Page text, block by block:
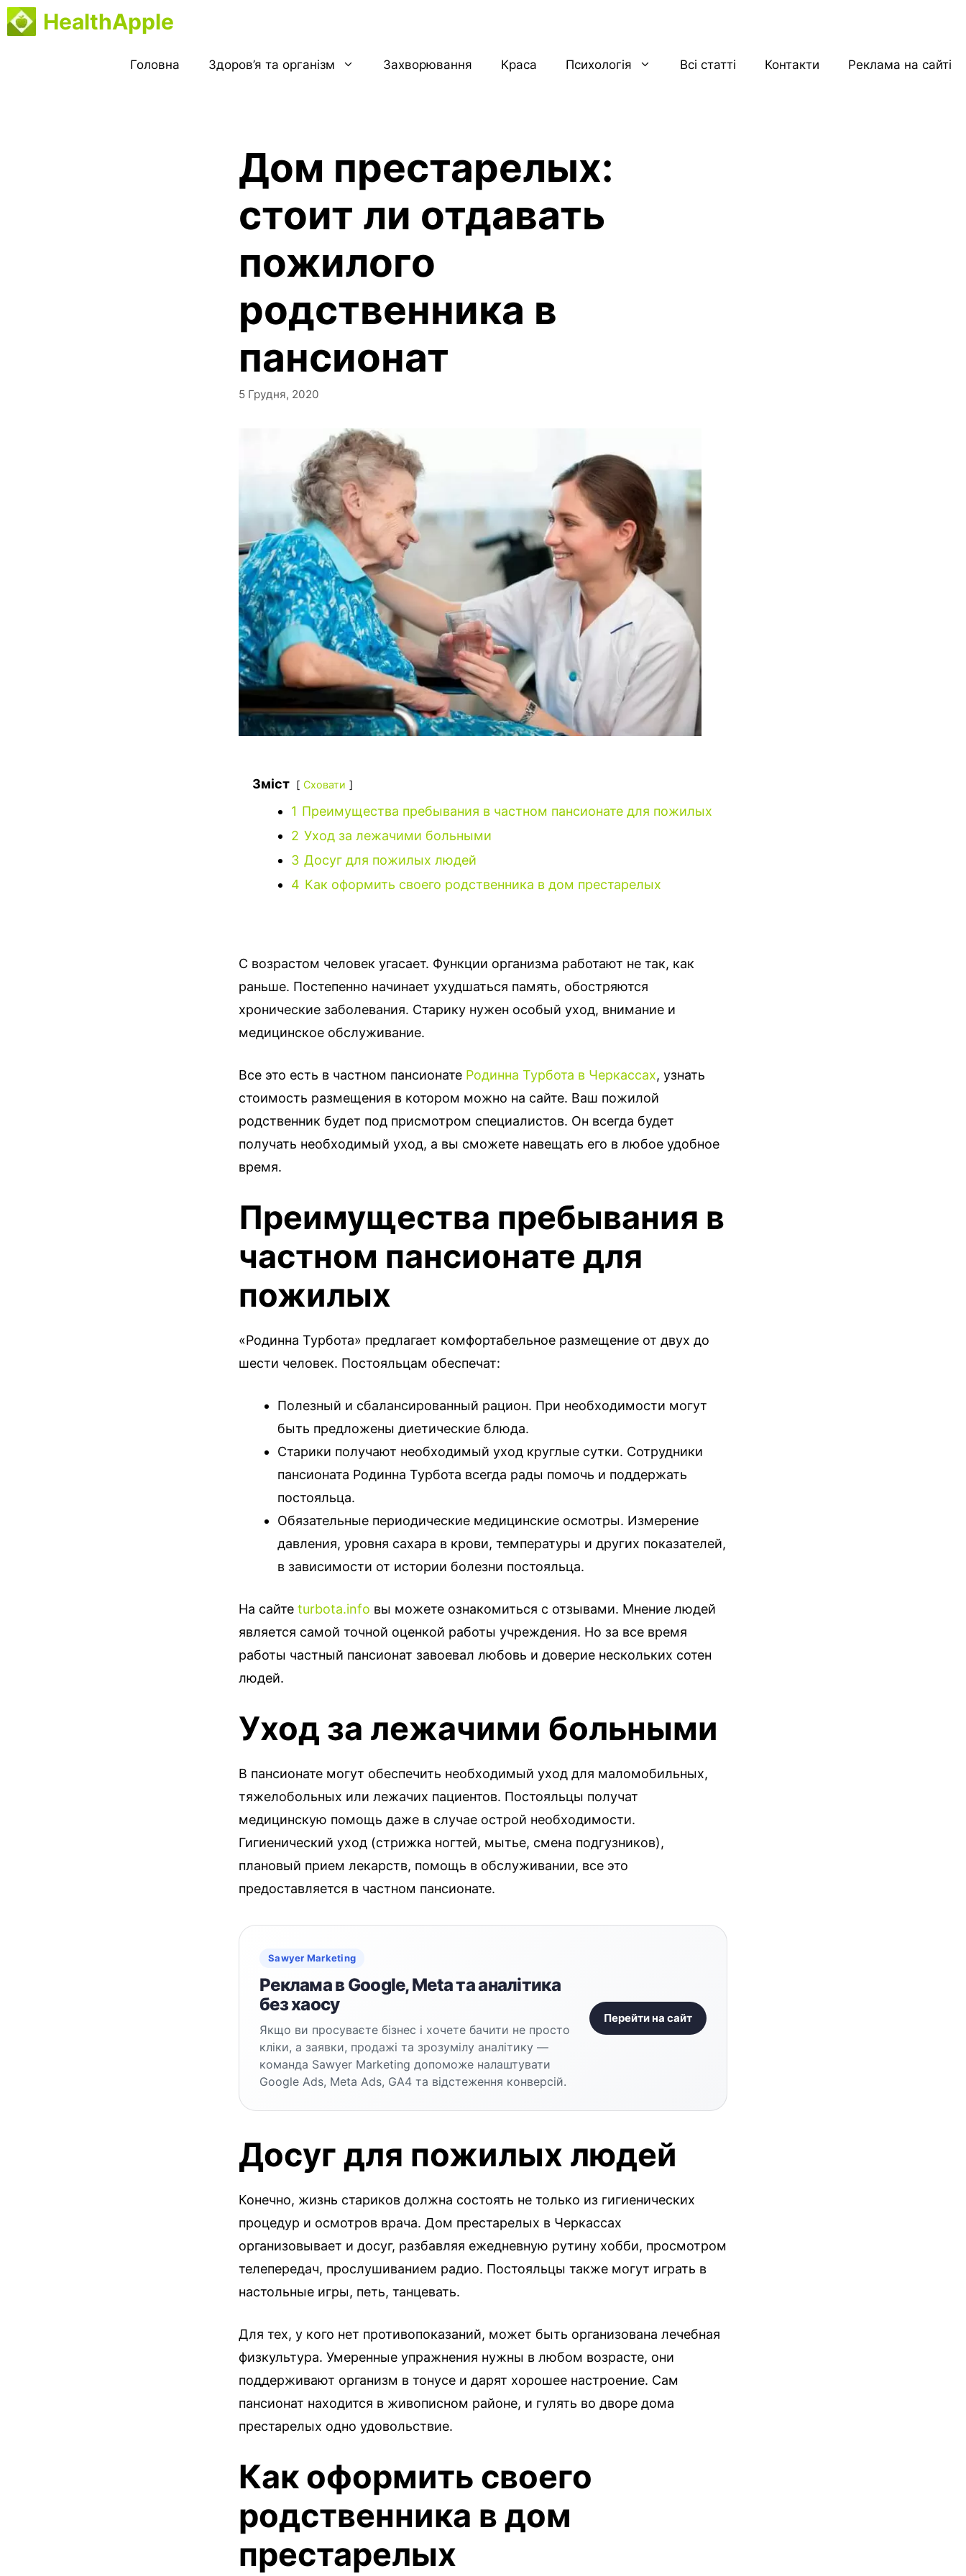
Перейти
до
HealthApple
Головна Здоров’я та організм Захворювання Краса Психологія Всі статті Контакти Реклама на сайті
Дом престарелых:
стоит ли отдавать
пожилого
родственника в
пансионат
5 Грудня, 2020
Зміст Сховати
1 Преимущества пребывания в частном пансионате для пожилых
2 Уход за лежачими больными
3 Досуг для пожилых людей
4 Как оформить своего родственника в дом престарелых
С возрастом человек угасает. Функции организма работают не так, как
раньше. Постепенно начинает ухудшаться память, обостряются
хронические заболевания. Старику нужен особый уход, внимание и
медицинское обслуживание.
Все это есть в частном пансионате Родинна Турбота в Черкассах, узнать
стоимость размещения в котором можно на сайте. Ваш пожилой
родственник будет под присмотром специалистов. Он всегда будет
получать необходимый уход, а вы сможете навещать его в любое удобное
время.
Преимущества пребывания в
частном пансионате для
пожилых
«Родинна Турбота» предлагает комфортабельное размещение от двух до
шести человек. Постояльцам обеспечат:
Полезный и сбалансированный рацион. При необходимости могут
быть предложены диетические блюда.
Старики получают необходимый уход круглые сутки. Сотрудники
пансионата Родинна Турбота всегда рады помочь и поддержать
постояльца.
Обязательные периодические медицинские осмотры. Измерение
давления, уровня сахара в крови, температуры и других показателей,
в зависимости от истории болезни постояльца.
На сайте turbota.info вы можете ознакомиться с отзывами. Мнение людей
является самой точной оценкой работы учреждения. Но за все время
работы частный пансионат завоевал любовь и доверие нескольких сотен
людей.
Уход за лежачими больными
В пансионате могут обеспечить необходимый уход для маломобильных,
тяжелобольных или лежачих пациентов. Постояльцы получат
медицинскую помощь даже в случае острой необходимости.
Гигиенический уход (стрижка ногтей, мытье, смена подгузников),
плановый прием лекарств, помощь в обслуживании, все это
предоставляется в частном пансионате.
Sawyer Marketing
Реклама в Google, Meta та аналітика
без хаосу
Якщо ви просуваєте бізнес і хочете бачити не просто
кліки, а заявки, продажі та зрозумілу аналітику —
команда Sawyer Marketing допоможе налаштувати
Google Ads, Meta Ads, GA4 та відстеження конверсій.
Перейти на сайт
Досуг для пожилых людей
Конечно, жизнь стариков должна состоять не только из гигиенических
процедур и осмотров врача. Дом престарелых в Черкассах
организовывает и досуг, разбавляя ежедневную рутину хобби, просмотром
телепередач, прослушиванием радио. Постояльцы также могут играть в
настольные игры, петь, танцевать.
Для тех, у кого нет противопоказаний, может быть организована лечебная
физкультура. Умеренные упражнения нужны в любом возрасте, они
поддерживают организм в тонусе и дарят хорошее настроение. Сам
пансионат находится в живописном районе, и гулять во дворе дома
престарелых одно удовольствие.
Как оформить своего
родственника в дом
престарелых